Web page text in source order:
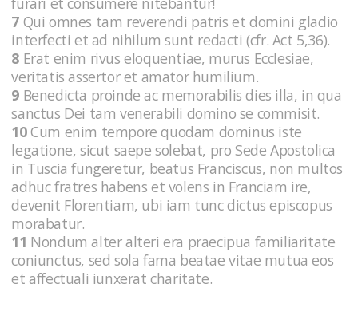
7 Qui omnes tam reverendi patris et domini gladio
interfecti et ad nihilum sunt redacti (cfr. Act 5,36).
8 Erat enim rivus eloquentiae, murus Ecclesiae,
veritatis assertor et amator humilium.
9 Benedicta proinde ac memorabilis dies illa, in qua
sanctus Dei tam venerabili domino se commisit.
10Cum enim tempore quodam dominus iste
legatione, sicut saepe solebat, pro Sede Apostolica
in Tuscia fungeretur, beatus Franciscus, non multos
adhuc fratres habens et volens in Franciam ire,
devenit Florentiam, ubi iam tunc dictus episcopus
morabatur.
11 Nondum alter alteri era praecipua familiaritate
coniunctus, sed sola fama beatae vitae mutua eos
et affectuali iunxerat charitate.